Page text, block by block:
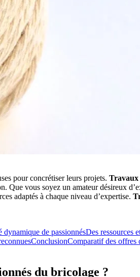
pour concrétiser leurs projets.
Que vous soyez un amateur désireux
adaptés à chaque niveau d’expertise.
dynamique de passionnésDes ressources
ConclusionComparatif des offres
du bricolage ?